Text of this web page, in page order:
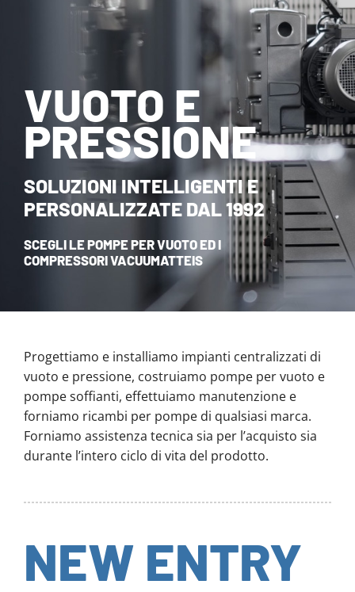
HOME
VUOTO E
PRESSIONE
SOLUZIONI INTELLIGENTI E
PERSONALIZZATE DAL 1992
SCEGLI LE POMPE PER VUOTO ED I
COMPRESSORI VACUUMATTEIS
Progettiamo e installiamo impianti centralizzati di
vuoto e pressione, costruiamo pompe per vuoto e
pompe soffianti, effettuiamo manutenzione e
forniamo ricambi per pompe di qualsiasi marca.
Forniamo assistenza tecnica sia per l’acquisto sia
durante l’intero ciclo di vita del prodotto.
NEW ENTRY